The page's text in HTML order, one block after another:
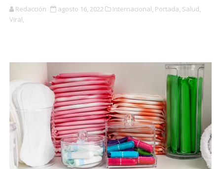
Redacción agosto 16, 2022 Internacional, Portada, Salud,
Viral,